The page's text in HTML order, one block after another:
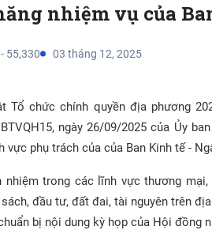
nhiệm vụ của
55,330 03 tháng 12, 2025
Tổ chức chính quyền địa phương
ngày 26/09/2025 của Ủy
vực phụ trách của của Ban Kinh tế -
nhiệm trong các lĩnh vực thương
đầu tư, đất đai, tài nguyên trên
bị nội dung kỳ họp của Hội đồng